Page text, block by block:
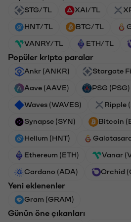
STG/TL XAI/TL
HNT/TL BTC/TL
VANRY/TL ETH/TL
Popüler kripto paralar
Ankr (ANKR) Stargate
Aave (AAVE) PSG (PSG)
Waves (WAVES) Ripple
Synapse (SYN) Bitcoin
Helium (HNT)
Ethereum (ETH) Vanar
Cardano (ADA) Orchid
Yeni eklenenler
Gram (GRAM)
Günün öne çıkanları